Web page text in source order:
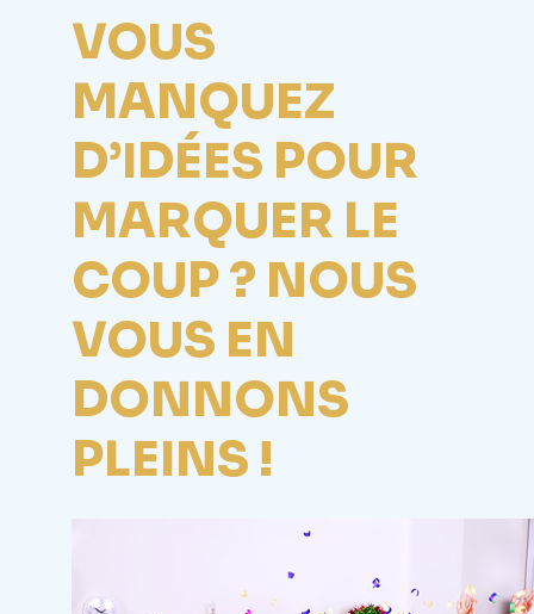
VOUS
MANQUEZ
D’IDÉES POUR
MARQUER LE
COUP ? NOUS
VOUS EN
DONNONS
PLEINS !